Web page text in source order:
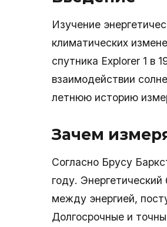
Изучение
климатических
спутника Explorer 1 в
взаимодействии
летнюю историю
Зачем
Согласно Брусу
году.
между энергией,
Долгосрочные и